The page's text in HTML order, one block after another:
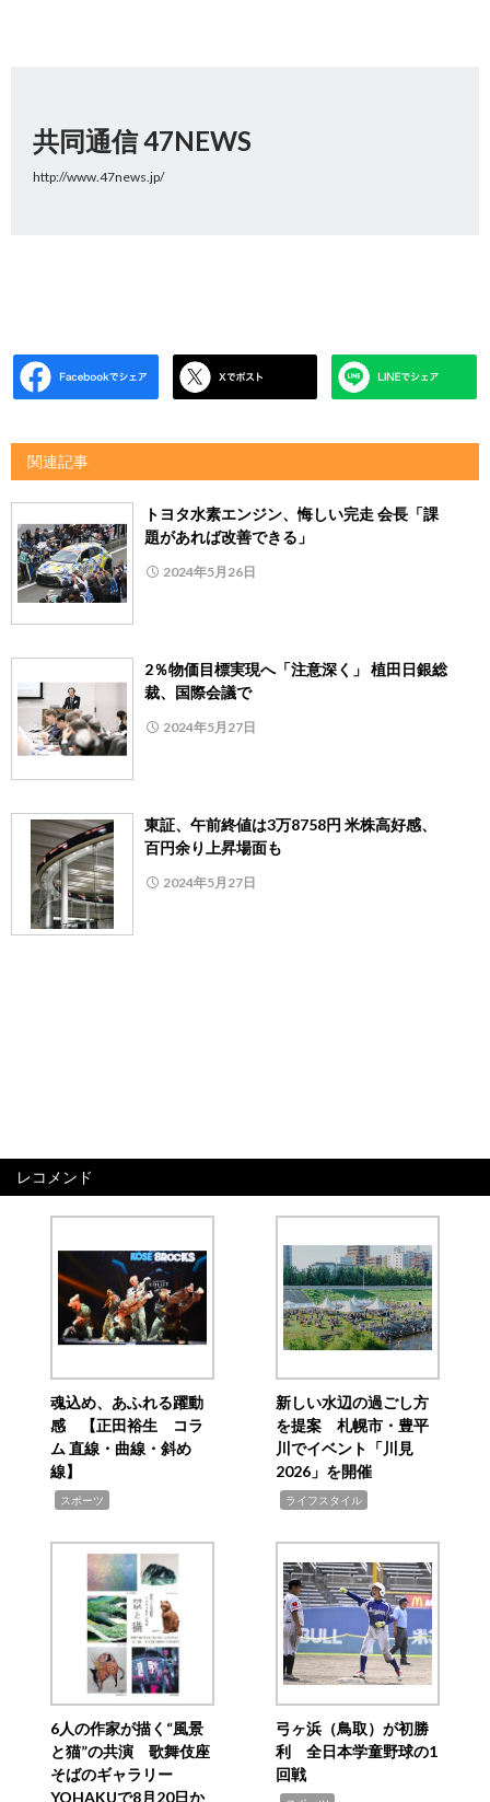
共同通信 47NEWS
http://www.47news.jp/
関連記事
トヨタ水素エンジン、悔しい完走 会長「課
題があれば改善できる」
2024年5月26日
2％物価目標実現へ「注意深く」 植田日銀総
裁、国際会議で
2024年5月27日
東証、午前終値は3万8758円 米株高好感、
百円余り上昇場面も
2024年5月27日
レコメンド
魂込め、あふれる躍動
感 【正田裕生 コラ
ム 直線・曲線・斜め
線】
スポーツ
新しい水辺の過ごし方
を提案 札幌市・豊平
川でイベント「川見
2026」を開催
ライフスタイル
6人の作家が描く“風景
と猫”の共演 歌舞伎座
そばのギャラリー
YOHAKUで8月20日か
弓ヶ浜（鳥取）が初勝
利 全日本学童野球の1
回戦